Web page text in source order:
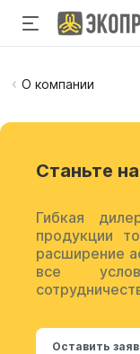
О компании
Cтаньте
Гибкая
продукции
расширение
все
Оставить